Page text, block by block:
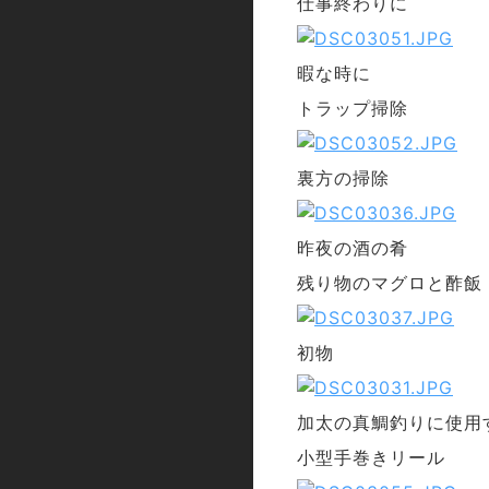
暇な時に
トラップ掃除
裏方の掃除
昨夜の酒の肴
残り物のマグロと酢飯
初物
加太の真鯛釣りに使用
小型手巻きリール